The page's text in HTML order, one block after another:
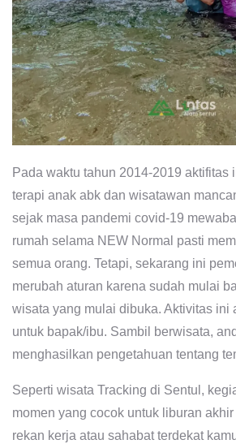
Pada waktu tahun 2014-2019 aktifitas
terapi anak abk dan wisatawan
sejak masa pandemi covid-19
rumah selama NEW Normal pasti
semua orang. Tetapi, sekarang ini
merubah aturan karena sudah mulai
wisata yang mulai dibuka. Aktivitas ini
untuk bapak/ibu. Sambil berwisata,
menghasilkan pengetahuan tentang
Seperti wisata Tracking di Sentul,
momen yang cocok untuk liburan
rekan kerja atau sahabat terdekat